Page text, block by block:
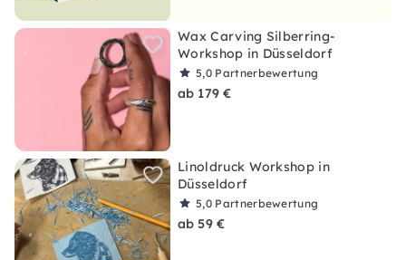
Wax Carving Silberring-
Workshop in Düsseldorf
5,0 Partnerbewertung
ab 179 €
Linoldruck Workshop in
Düsseldorf
5,0 Partnerbewertung
ab 59 €